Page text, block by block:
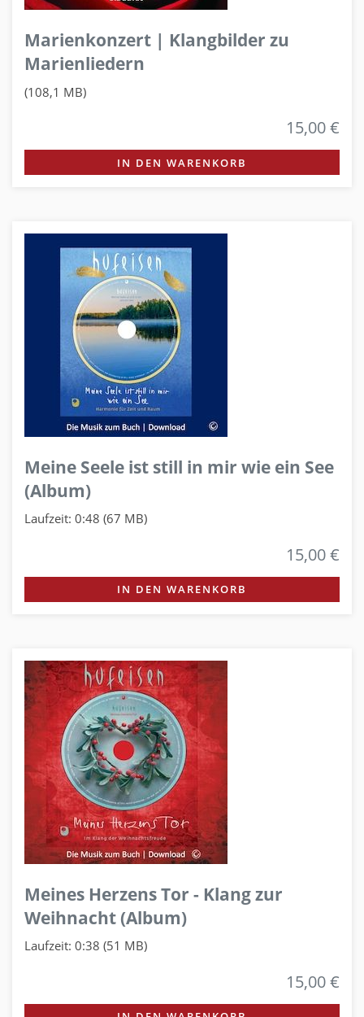
Marienkonzert | Klangbilder zu
Marienliedern
(108,1 MB)
15,00 €
IN DEN WARENKORB
Meine Seele ist still in mir wie ein See
(Album)
Laufzeit: 0:48 (67 MB)
15,00 €
IN DEN WARENKORB
Meines Herzens Tor - Klang zur
Weihnacht (Album)
Laufzeit: 0:38 (51 MB)
15,00 €